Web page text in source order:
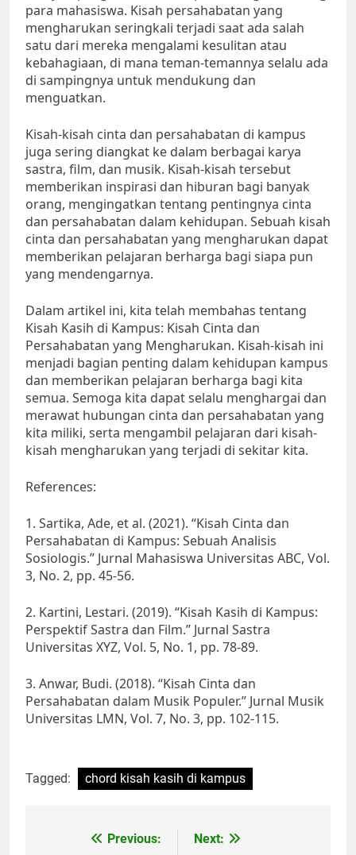
para mahasiswa. Kisah persahabatan yang
mengharukan seringkali terjadi saat ada salah
satu dari mereka mengalami kesulitan atau
kebahagiaan, di mana teman-temannya selalu ada
di sampingnya untuk mendukung dan
menguatkan.
Kisah-kisah cinta dan persahabatan di kampus
juga sering diangkat ke dalam berbagai karya
sastra, film, dan musik. Kisah-kisah tersebut
memberikan inspirasi dan hiburan bagi banyak
orang, mengingatkan tentang pentingnya cinta
dan persahabatan dalam kehidupan. Sebuah kisah
cinta dan persahabatan yang mengharukan dapat
memberikan pelajaran berharga bagi siapa pun
yang mendengarnya.
Dalam artikel ini, kita telah membahas tentang
Kisah Kasih di Kampus: Kisah Cinta dan
Persahabatan yang Mengharukan. Kisah-kisah ini
menjadi bagian penting dalam kehidupan kampus
dan memberikan pelajaran berharga bagi kita
semua. Semoga kita dapat selalu menghargai dan
merawat hubungan cinta dan persahabatan yang
kita miliki, serta mengambil pelajaran dari kisah-
kisah mengharukan yang terjadi di sekitar kita.
References:
1. Sartika, Ade, et al. (2021). “Kisah Cinta dan
Persahabatan di Kampus: Sebuah Analisis
Sosiologis.” Jurnal Mahasiswa Universitas ABC, Vol.
3, No. 2, pp. 45-56.
2. Kartini, Lestari. (2019). “Kisah Kasih di Kampus:
Perspektif Sastra dan Film.” Jurnal Sastra
Universitas XYZ, Vol. 5, No. 1, pp. 78-89.
3. Anwar, Budi. (2018). “Kisah Cinta dan
Persahabatan dalam Musik Populer.” Jurnal Musik
Universitas LMN, Vol. 7, No. 3, pp. 102-115.
Tagged: chord kisah kasih di kampus
Previous: Next: